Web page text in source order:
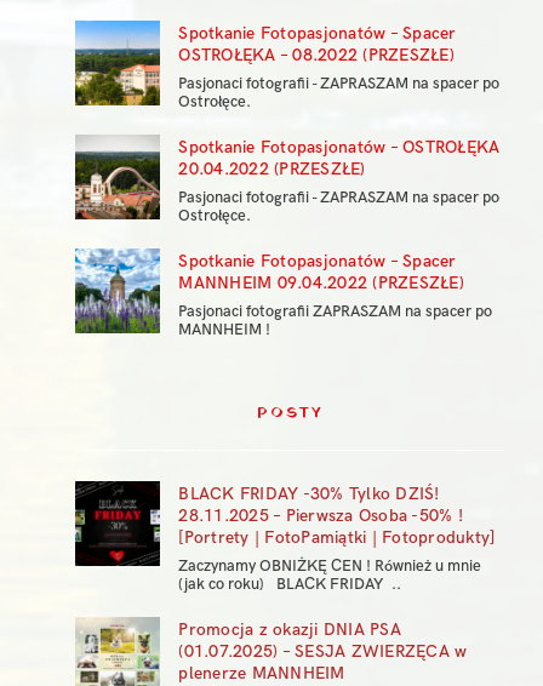
Spotkanie Fotopasjonatów – Spacer
OSTROŁĘKA – 08.2022 (PRZESZŁE)
Pasjonaci fotografii - ZAPRASZAM na spacer po
Ostrołęce.
Spotkanie Fotopasjonatów – OSTROŁĘKA
20.04.2022 (PRZESZŁE)
Pasjonaci fotografii - ZAPRASZAM na spacer po
Ostrołęce.
Spotkanie Fotopasjonatów – Spacer
MANNHEIM 09.04.2022 (PRZESZŁE)
Pasjonaci fotografii ZAPRASZAM na spacer po
MANNHEIM !
POSTY
BLACK FRIDAY -30% Tylko DZIŚ!
28.11.2025 – Pierwsza Osoba -50% !
[Portrety | FotoPamiątki | Fotoprodukty]
Zaczynamy OBNIŻKĘ CEN ! Również u mnie
(jak co roku) BLACK FRIDAY ..
Promocja z okazji DNIA PSA
(01.07.2025) – SESJA ZWIERZĘCA w
plenerze MANNHEIM